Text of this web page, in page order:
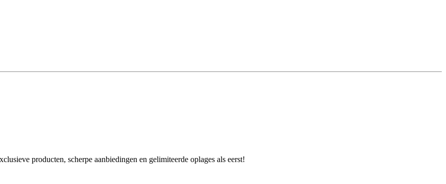
producten, scherpe aanbiedingen en gelimiteerde oplages als eerst!